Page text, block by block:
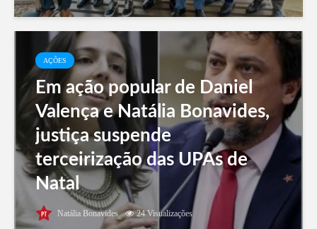
AÇÕES
Em ação popular de Daniel
Valença e Natália Bonavides,
justiça suspende
terceirização das UPAs de
Natal
Natália Bonavides 24 Visualizações